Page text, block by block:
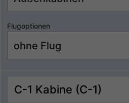
Flugoptionen
C-1 Kabine (C-1)